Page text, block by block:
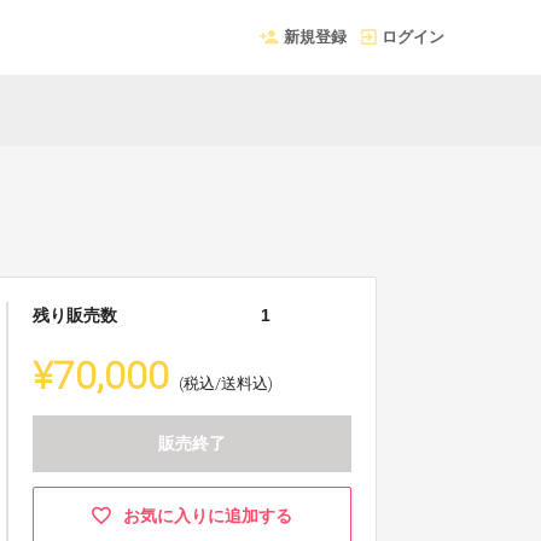
新規登録 ログイン
残り販売数 1
¥70,000 (税込/送料込)
販売終了
お気に入りに追加する